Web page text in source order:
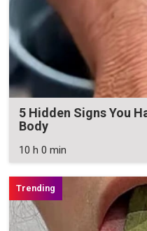
5 Hidden Signs You
Body
10 h 0 min